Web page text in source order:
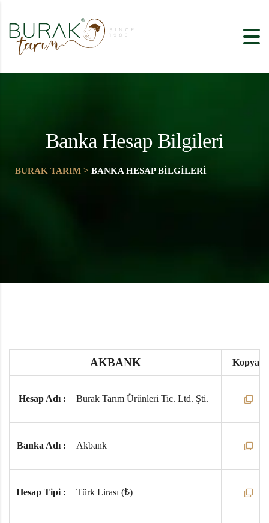
Banka Hesap Bilgileri
BURAK TARIM > BANKA HESAP BILGILERI
AKBANK Kopyala
Hesap Adı : Burak Tarım Ürünleri Tic. Ltd. Şti.
Banka Adı : Akbank
Hesap Tipi : Türk Lirası (₺)